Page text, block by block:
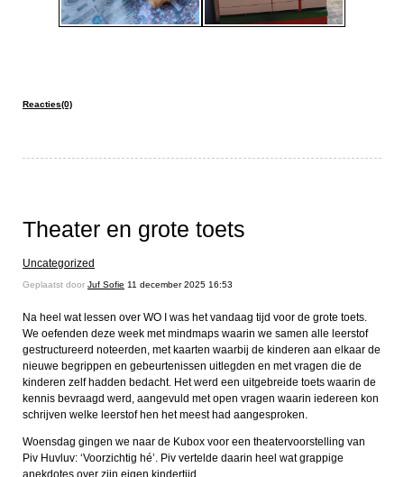
Reacties(0)
Theater en grote toets
Uncategorized
Geplaatst door Juf Sofie 11 december 2025 16:53
Na heel wat lessen over WO I was het vandaag tijd voor de grote toets.
We oefenden deze week met mindmaps waarin we samen alle leerstof
gestructureerd noteerden, met kaarten waarbij de kinderen aan elkaar de
nieuwe begrippen en gebeurtenissen uitlegden en met vragen die de
kinderen zelf hadden bedacht. Het werd een uitgebreide toets waarin de
kennis bevraagd werd, aangevuld met open vragen waarin iedereen kon
schrijven welke leerstof hen het meest had aangesproken.
Woensdag gingen we naar de Kubox voor een theatervoorstelling van
Piv Huvluv: ‘Voorzichtig hé’. Piv vertelde daarin heel wat grappige
anekdotes over zijn eigen kindertijd.